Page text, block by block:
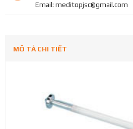
Email: meditopjsc@gmail.com
MÔ TẢ CHI TIẾT